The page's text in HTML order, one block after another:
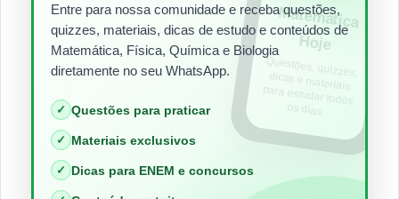
Entre para nossa comunidade e receba questões,
quizzes, materiais, dicas de estudo e conteúdos de
Matemática, Física, Química e Biologia
diretamente no seu WhatsApp.
✓ Questões para praticar
✓ Materiais exclusivos
✓ Dicas para ENEM e concursos
Matem
ática
Hoje
Questões, quizzes,
dicas e materiais
para estudar todos
os dias.